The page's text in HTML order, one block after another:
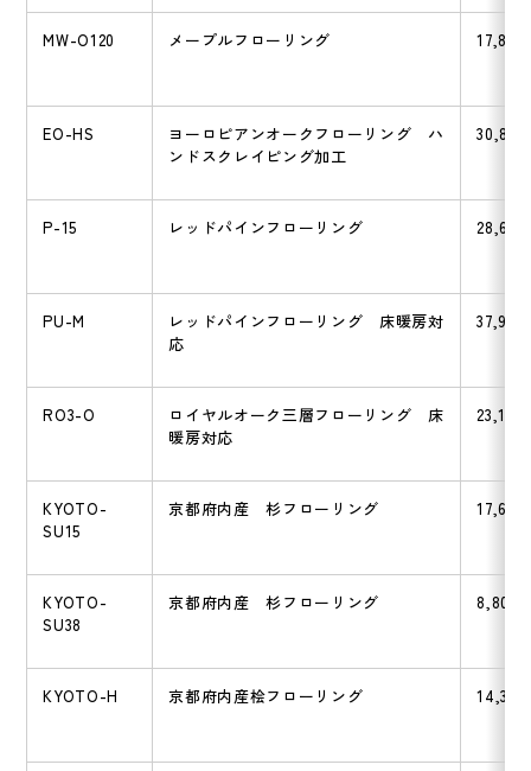
MW-O120 メープルフローリング 17,820
EO-HS
ヨーロピアンオークフローリング ハ
ンドスクレイピング加工
30,800
P-15 レッドパインフローリング 28,600
PU-M
レッドパインフローリング 床暖房対
応
37,950
RO3-O
ロイヤルオーク三層フローリング 床
暖房対応
23,100
KYOTO-
SU15
京都府内産 杉フローリング 17,600
KYOTO-
SU38
京都府内産 杉フローリング 8,800
KYOTO-H 京都府内産桧フローリング 14,300